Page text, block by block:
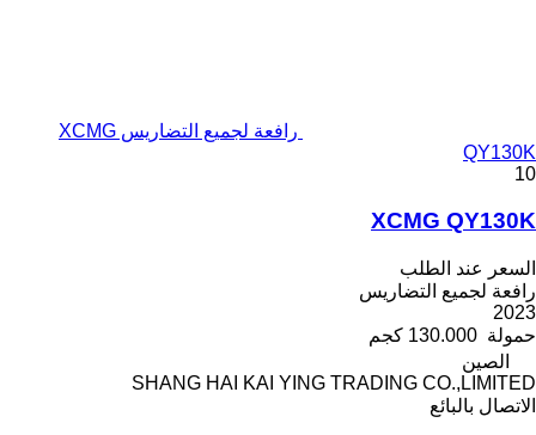
رافعة لجميع التضاريس XCMG
QY130K
10
XCMG QY130K
السعر عند الطلب
رافعة لجميع التضاريس
2023
حمولة 130.000 كجم
الصين
SHANG HAI KAI YING TRADING CO.,LIMITED
الاتصال بالبائع